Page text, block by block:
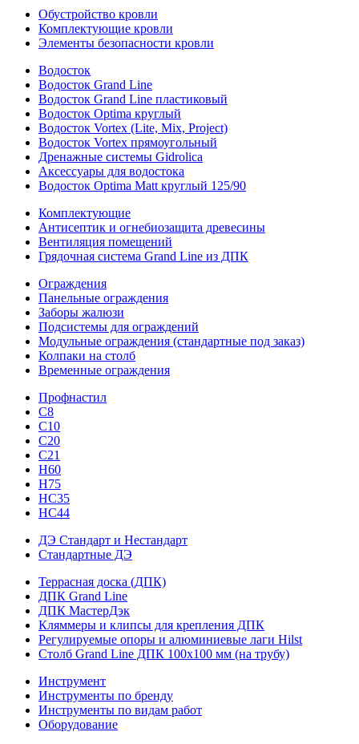
Обустройство кровли
Комплектующие кровли
Элементы безопасности кровли
Водосток
Водосток Grand Line
Водосток Grand Line пластиковый
Водосток Optima круглый
Водосток Vortex (Lite, Mix, Project)
Водосток Vortex прямоугольный
Дренажные системы Gidrolica
Аксессуары для водостока
Водосток Optima Matt круглый 125/90
Комплектующие
Антисептик и огнебиозащита древесины
Вентиляция помещений
Грядочная система Grand Line из ДПК
Ограждения
Панельные ограждения
Заборы жалюзи
Подсистемы для ограждений
Модульные ограждения (стандартные под заказ)
Колпаки на столб
Временные ограждения
Профнастил
С8
С10
С20
С21
H60
H75
HС35
НС44
ДЭ Стандарт и Нестандарт
Стандартные ДЭ
Террасная доска (ДПК)
ДПК Grand Line
ДПК МастерДэк
Кляммеры и клипсы для крепления ДПК
Регулируемые опоры и алюминиевые лаги Hilst
Столб Grand Line ДПК 100х100 мм (на трубу)
Инструмент
Инструменты по бренду
Инструменты по видам работ
Оборудование